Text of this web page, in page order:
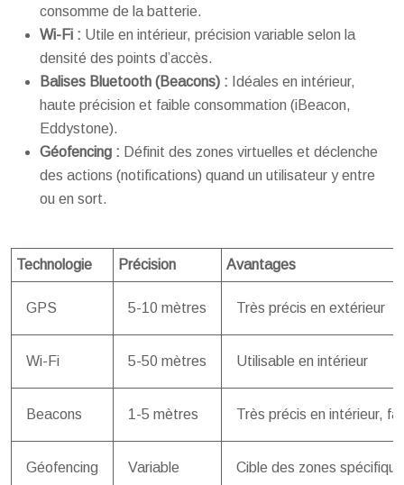
consomme de la batterie.
Wi-Fi : Utile en intérieur, précision variable selon la
densité des points d’accès.
Balises Bluetooth (Beacons) : Idéales en intérieur,
haute précision et faible consommation (iBeacon,
Eddystone).
Géofencing : Définit des zones virtuelles et déclenche
des actions (notifications) quand un utilisateur y entre
ou en sort.
Technologie Précision Avantages
GPS 5-10 mètres Très précis en extérieur
Wi-Fi 5-50 mètres Utilisable en intérieur
Beacons 1-5 mètres Très précis en intérieur,
Géofencing Variable Cible des zones